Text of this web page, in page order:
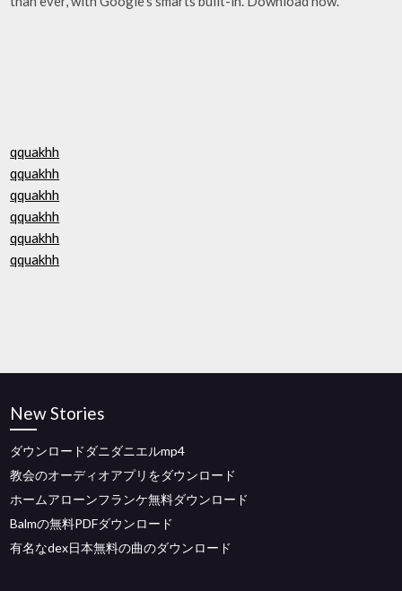
qquakhh
qquakhh
qquakhh
qquakhh
qquakhh
qquakhh
New Stories
ダウンロードダニダニエルmp4
教会のオーディオアプリをダウンロード
ホームアローンフランケ無料ダウンロード
Balmの無料PDFダウンロード
有名なdex日本無料の曲のダウンロード